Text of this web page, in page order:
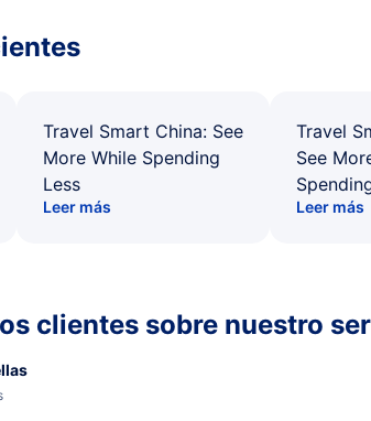
Travel Smart China: See
More While Spending
Less
Leer más
Travel
See
Leer más
clientes sobre nuestro